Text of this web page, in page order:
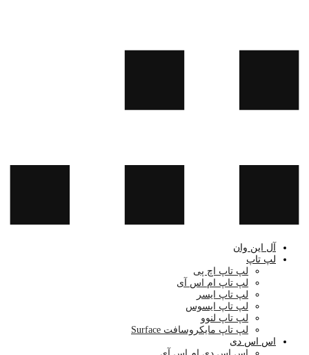
آل این وان
لپ تاپ
لپ تاپ اچ پی
لپ تاپ ام اس آی
لپ تاپ ایسر
لپ تاپ ایسوس
لپ تاپ لنوو
لپ تاپ مایکروسافت Surface
اس اس دی